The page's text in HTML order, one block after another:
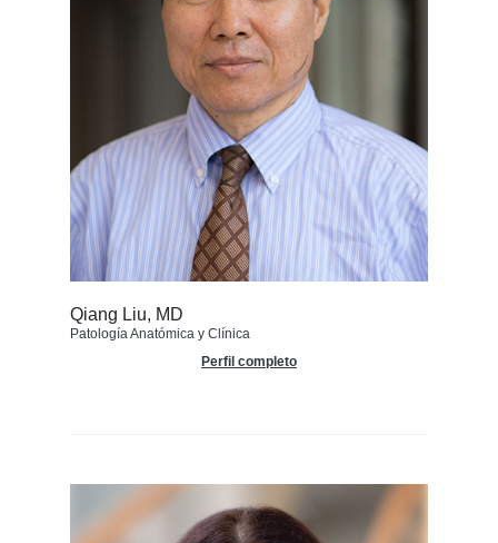
Qiang Liu, MD
Patología Anatómica y Clínica
Perfil completo